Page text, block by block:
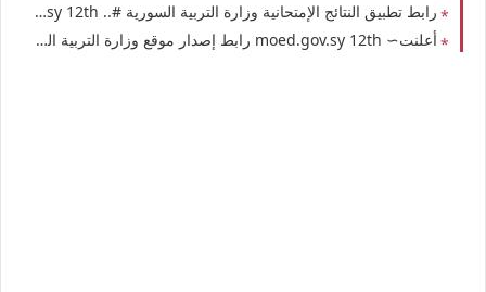
رابط تطبيق النتائج الإمتحانية وزارة التربية السورية #.. moed.gov.sy 12th نتائج الثانوية العامة البكالوريا في سوريا 2026 حسب الاسم ورقم الاكتتاب النتائج الامتحانية المهنية للطلاب النظاميين الاحرار و الراسبين
أعلنت∼ moed.gov.sy 12th رابط إصدار موقع وزارة التربية السورية نتائج الشهادة الثانوية العامة البكالوريا 2026 سوريا سوريانا التعليمية نتائج البكالوريا 2026 سوريا الدورة الأولى حسب الإسم ورقم الاكتتاب